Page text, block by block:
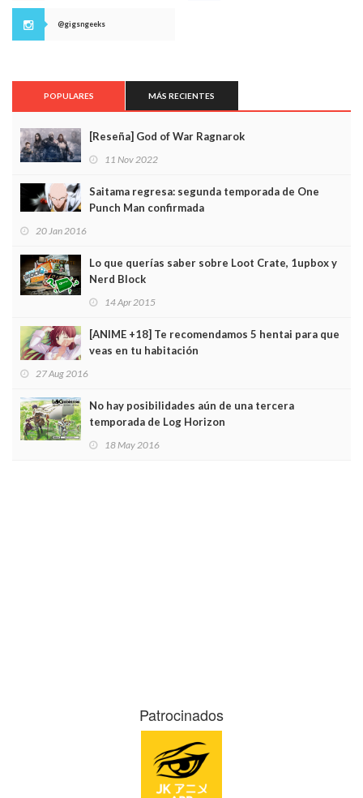
@gigsngeeks
POPULARES MÁS RECIENTES
[Reseña] God of War Ragnarok
11 Nov 2022
Saitama regresa: segunda temporada de One
Punch Man confirmada
20 Jan 2016
Lo que querías saber sobre Loot Crate, 1upbox y
Nerd Block
14 Apr 2015
[ANIME +18] Te recomendamos 5 hentai para que
veas en tu habitación
27 Aug 2016
No hay posibilidades aún de una tercera
temporada de Log Horizon
18 May 2016
Patrocinados